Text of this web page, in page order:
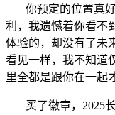
你预定的位置真好
利，我遗憾着你看不
体验的，却没有了未
看见一样，我不知道
里全都是跟你在一起
买了徽章，2025长